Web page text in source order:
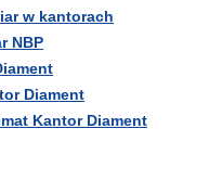
w kantorach
NBP
Diament
Kantor Diament